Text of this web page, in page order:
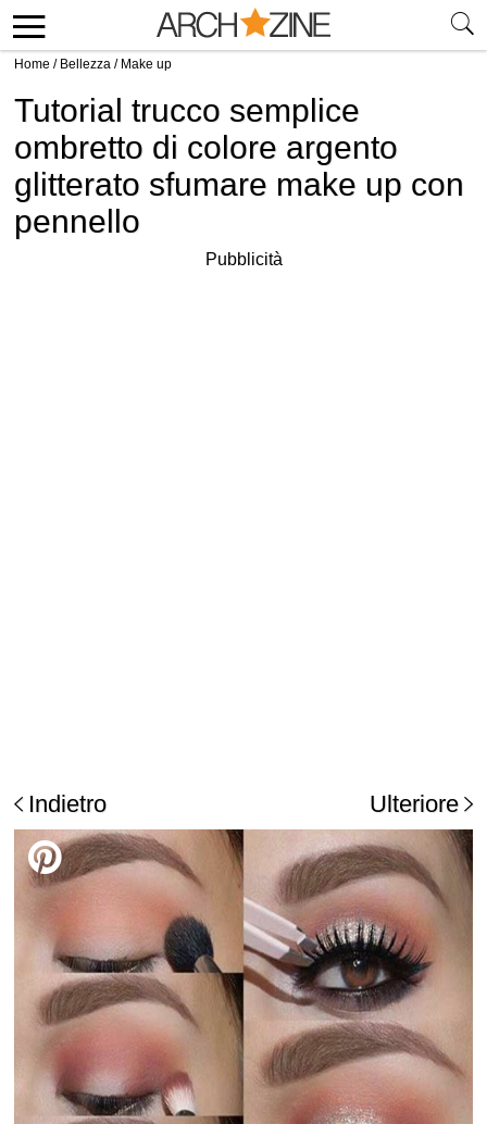
Home / Bellezza / Make up
Tutorial trucco semplice
ombretto di colore argento
glitterato sfumare make up con
pennello
Pubblicità
Indietro Ulteriore